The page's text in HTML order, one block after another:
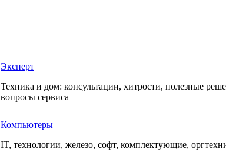
Эксперт
Техника и дом: консультации, хитрости, полезные
вопросы сервиса
Компьютеры
IT, технологии, железо, софт, комплектующие,